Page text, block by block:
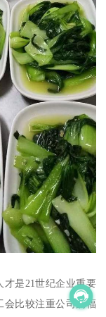
是21世纪企业重要
会比较注重公司的福